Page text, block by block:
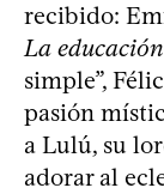
recibido:
La
simple”,
pasión
a Lulú, su
adorar al